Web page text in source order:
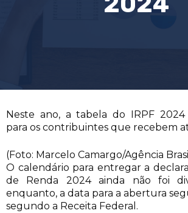
Neste ano, a tabela do IRPF 2024
para os contribuintes que recebem
(Foto: Marcelo Camargo/Agência
O calendário para entregar a
de Renda 2024 ainda não foi
enquanto, a data para a abertura
segundo a Receita Federal.